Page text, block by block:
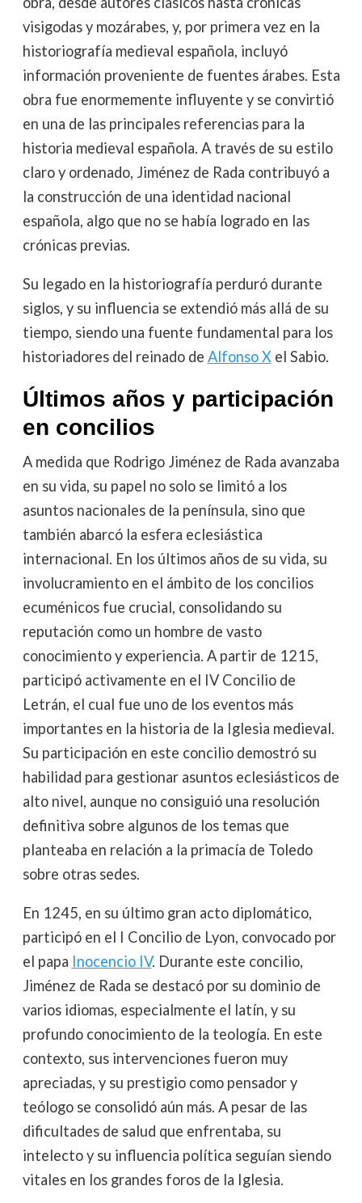
visigodas y mozárabes, y, por primera vez en la
historiografía medieval española, incluyó
información proveniente de fuentes árabes. Esta
obra fue enormemente influyente y se convirtió
en una de las principales referencias para la
historia medieval española. A través de su estilo
claro y ordenado, Jiménez de Rada contribuyó a
la construcción de una identidad nacional
española, algo que no se había logrado en las
crónicas previas.
Su legado en la historiografía perduró durante
siglos, y su influencia se extendió más allá de su
tiempo, siendo una fuente fundamental para los
historiadores del reinado de Alfonso Xel Sabio.
Últimos años y participación
en concilios
A medida que Rodrigo Jiménez de Rada avanzaba
en su vida, su papel no solo se limitó a los
asuntos nacionales de la península, sino que
también abarcó la esfera eclesiástica
internacional. En los últimos años de su vida, su
involucramiento en el ámbito de los concilios
ecuménicos fue crucial, consolidando su
reputación como un hombre de vasto
conocimiento y experiencia. A partir de 1215,
participó activamente en el IV Concilio de
Letrán, el cual fue uno de los eventos más
importantes en la historia de la Iglesia medieval.
Su participación en este concilio demostró su
habilidad para gestionar asuntos eclesiásticos de
alto nivel, aunque no consiguió una resolución
definitiva sobre algunos de los temas que
planteaba en relación a la primacía de Toledo
sobre otras sedes.
En 1245, en su último gran acto diplomático,
participó en el I Concilio de Lyon, convocado por
el papa Inocencio IV. Durante este concilio,
Jiménez de Rada se destacó por su dominio de
varios idiomas, especialmente el latín, y su
profundo conocimiento de la teología. En este
contexto, sus intervenciones fueron muy
apreciadas, y su prestigio como pensador y
teólogo se consolidó aún más. A pesar de las
dificultades de salud que enfrentaba, su
intelecto y su influencia política seguían siendo
vitales en los grandes foros de la Iglesia.